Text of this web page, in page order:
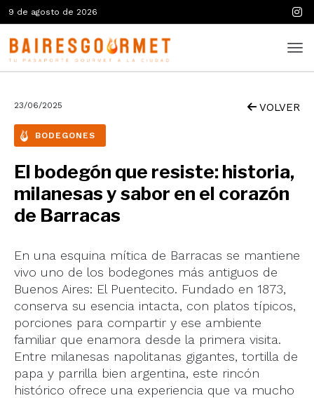
9 de agosto de 2026
23/06/2025 VOLVER
BODEGONES
El bodegón que resiste: historia,
milanesas y sabor en el corazón
de Barracas
En una esquina mítica de Barracas se mantiene
vivo uno de los bodegones más antiguos de
Buenos Aires: El Puentecito. Fundado en 1873,
conserva su esencia intacta, con platos típicos,
porciones para compartir y ese ambiente
familiar que enamora desde la primera visita.
Entre milanesas napolitanas gigantes, tortilla de
papa y parrilla bien argentina, este rincón
histórico ofrece una experiencia que va mucho